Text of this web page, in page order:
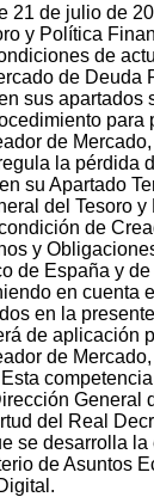
21 de julio de
y Política
de
de Deuda
sus apartados
para
de
la pérdida
su Apartado
del Tesoro
de
y
de España y
en cuenta
en la
de aplicación
de
General
del Real
se desarrolla la
de Asuntos